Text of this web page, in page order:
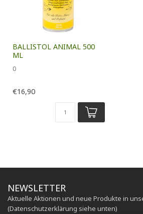
BALLISTOL ANIMAL 500
ML
0
€16,90
NEWSLETTER
Aktuelle Aktionen und neue Produkte in
(Datenschutzerklärung siehe unten)